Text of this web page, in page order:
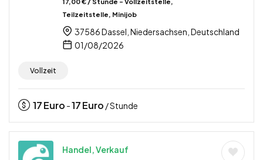
Teilzeitstelle, Minijob
37586 Dassel, Niedersachsen, Deutschland
01/08/2026
Vollzeit
17Euro -17Euro / Stunde
Handel, Verkauf